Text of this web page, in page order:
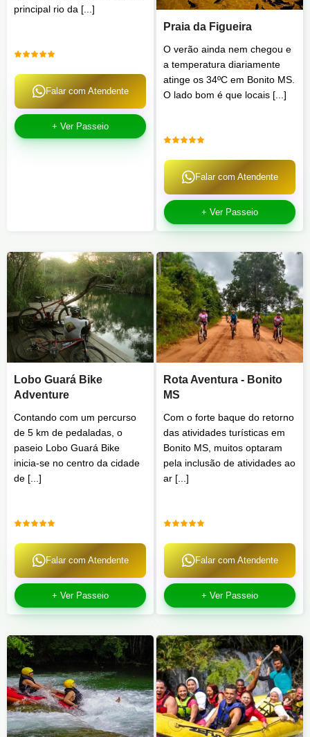
principal rio da [...]
Falar com Atendente
+ Ver Passeio
Praia da Figueira
O verão ainda nem chegou e
a temperatura diariamente
atinge os 34ºC em Bonito MS.
O lado bom é que locais [...]
Falar com Atendente
+ Ver Passeio
Lobo Guará Bike
Adventure
Contando com um percurso
de 5 km de pedaladas, o
paseio Lobo Guará Bike
inicia-se no centro da cidade
de [...]
Falar com Atendente
+ Ver Passeio
Rota Aventura - Bonito
MS
Com o forte baque do retorno
das atividades turísticas em
Bonito MS, muitos optaram
pela inclusão de atividades ao
ar [...]
Falar com Atendente
+ Ver Passeio